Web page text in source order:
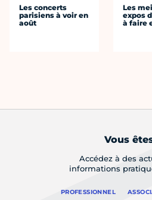
Les concerts
parisiens à voir en
août
Les
expos
à faire
Vous
Accédez à des
informations
PROFESSIONNEL